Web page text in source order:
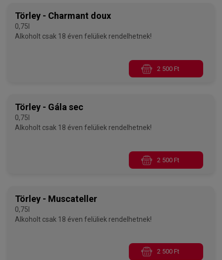
Törley - Charmant doux
0,75l
Alkoholt csak 18 éven felüliek rendelhetnek!
2 500 Ft
Törley - Gála sec
0,75l
Alkoholt csak 18 éven felüliek rendelhetnek!
2 500 Ft
Törley - Muscateller
0,75l
Alkoholt csak 18 éven felüliek rendelhetnek!
2 500 Ft